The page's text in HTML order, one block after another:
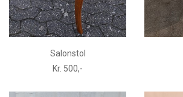
Salonstol
Kr. 500,-